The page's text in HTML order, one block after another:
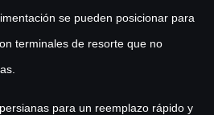
se pueden posicionar para
terminales de resorte que no
para un reemplazo rápido y